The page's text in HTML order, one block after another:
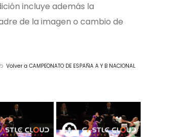
incluye además la
de la imagen o cambio de
Volver a CAMPEONATO DE ESPAÑA A Y B NACIONAL